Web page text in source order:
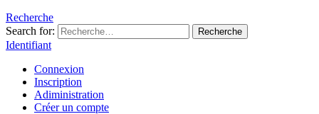
Recherche
Search for:
Recherche
Identifiant
Connexion
Inscription
Adiministration
Créer un compte